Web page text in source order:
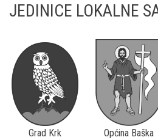
JEDINICE LOKALNE
Grad Krk Općina Baška